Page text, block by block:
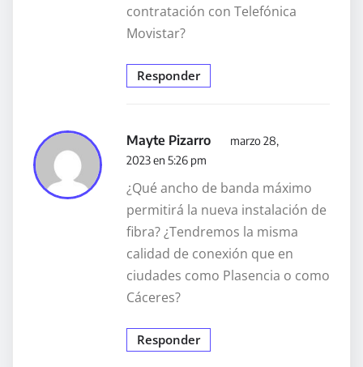
contratación con Telefónica
Movistar?
Responder
Mayte Pizarro
marzo 28,
2023 en 5:26 pm
¿Qué ancho de banda máximo
permitirá la nueva instalación de
fibra? ¿Tendremos la misma
calidad de conexión que en
ciudades como Plasencia o como
Cáceres?
Responder